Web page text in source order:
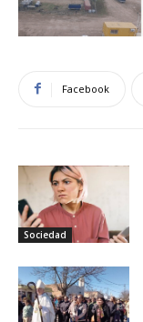
Facebook
Sociedad